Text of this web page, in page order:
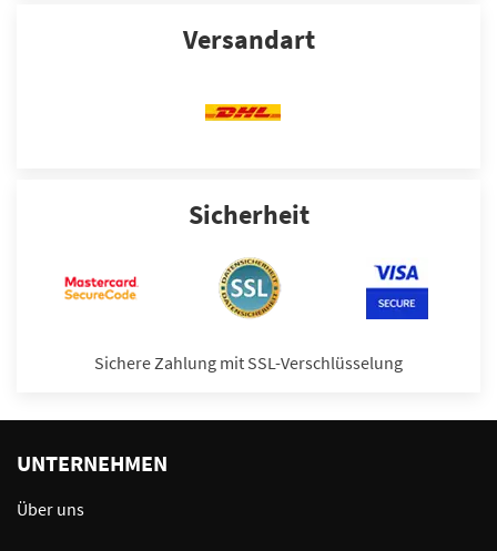
Versandart
Sicherheit
Sichere Zahlung mit SSL-Verschlüsselung
UNTERNEHMEN
Über uns